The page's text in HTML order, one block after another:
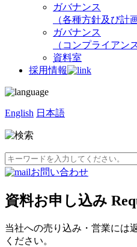
ガバナンス
（各種方針及び計画
ガバナンス
（コンプライアン
資料室
採用情報
English 日本語
お問い合わせ
資料お申し込み
当社への売り込み・営業には
ください。